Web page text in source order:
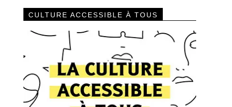
CULTURE ACCESSIBLE À TOUS